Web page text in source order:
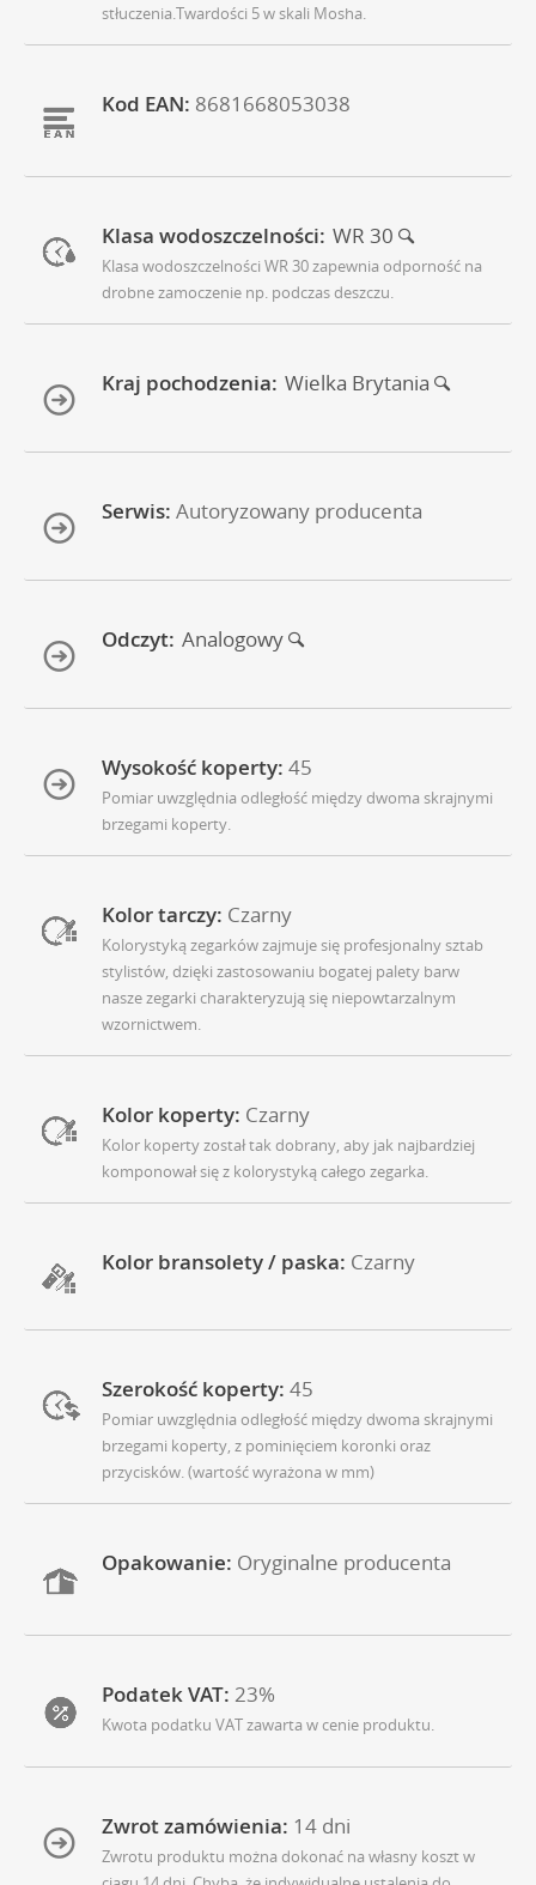
stłuczenia.Twardości 5 w skali Mosha.
Kod EAN: 8681668053038
Klasa wodoszczelności: WR 30
Klasa wodoszczelności WR 30 zapewnia odporność na
drobne zamoczenie np. podczas deszczu.
Kraj pochodzenia: Wielka Brytania
Serwis: Autoryzowany producenta
Odczyt: Analogowy
Wysokość koperty: 45
Pomiar uwzględnia odległość między dwoma skrajnymi
brzegami koperty.
Kolor tarczy: Czarny
Kolorystyką zegarków zajmuje się profesjonalny sztab
stylistów, dzięki zastosowaniu bogatej palety barw
nasze zegarki charakteryzują się niepowtarzalnym
wzornictwem.
Kolor koperty: Czarny
Kolor koperty został tak dobrany, aby jak najbardziej
komponował się z kolorystyką całego zegarka.
Kolor bransolety / paska: Czarny
Szerokość koperty: 45
Pomiar uwzględnia odległość między dwoma skrajnymi
brzegami koperty, z pominięciem koronki oraz
przycisków. (wartość wyrażona w mm)
Opakowanie: Oryginalne producenta
Podatek VAT: 23%
Kwota podatku VAT zawarta w cenie produktu.
Zwrot zamówienia: 14 dni
Zwrotu produktu można dokonać na własny koszt w